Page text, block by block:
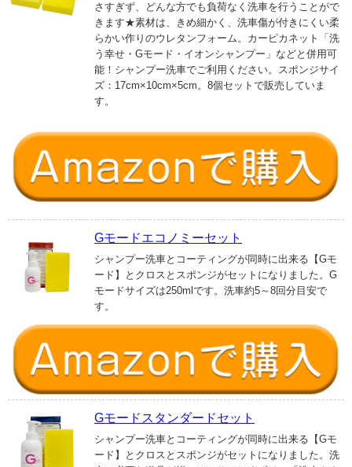
さすぎず、どんな方でも負荷なく洗車を行うことがで
きます★素材は、きめ細かく、洗車傷が付きにくい柔
らかい作りのウレタンフォーム。カーピカネット「洗
う幸せ・Gモード・イオンシャンプー」などと併用可
能！シャンプー洗車でご利用ください。スポンジサイ
ズ：17cm×10cm×5cm。8個セットで販売していま
す。
Gモードエコノミーセット
シャンプー洗車とコーティングが同時に出来る【Gモ
ード】とクロスとスポンジがセットになりました。G
モードサイズは250mlです。洗車約5～8回分目安で
す。
Gモードスタンダードセット
シャンプー洗車とコーティングが同時に出来る【Gモ
ード】とクロスとスポンジがセットになりました。洗